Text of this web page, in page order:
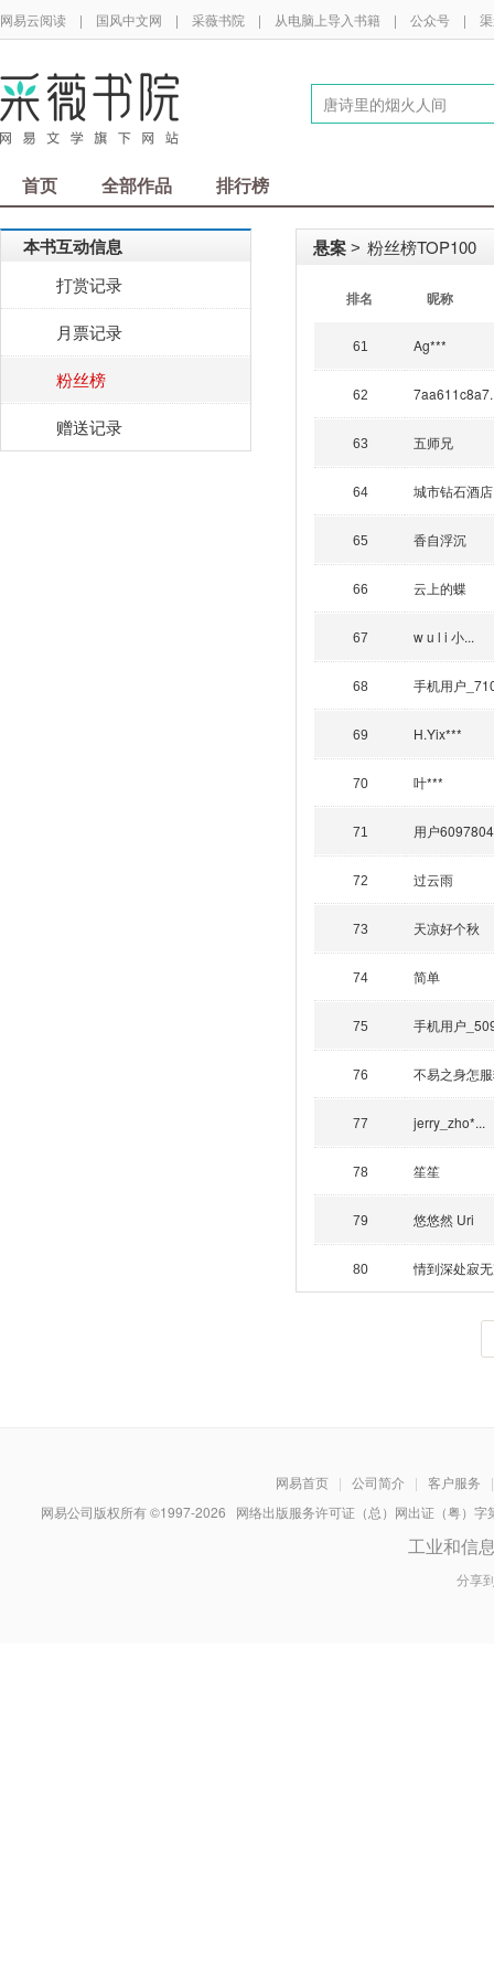
网易云阅读 | 国风中文网 | 采薇书院 | 从电脑上导入书籍 | 公众号 |
首页 全部作品 排行榜
本书互动信息
打赏记录
月票记录
粉丝榜
赠送记录
悬案 > 粉丝榜TOP100
排名 昵称
61 Ag***
62
63 五师兄
64 城市钻石酒店
65 香自浮沉
66 云上的蝶
67 w u l i 小...
68 手机用户
69 H.Yix***
70 叶***
71 用户
72 过云雨
73 天凉好个秋
74 简单
75 手机用户
76 不易之身怎
77 jerry_zho*...
78 笙笙
79 悠悠然 Uri
80 情到深处寂
网易首页 | 公司简介 | 客户服务
|
网易公司版权所有 ©1997-2026 网络出版服务许可证（总）网出证（粤）
工业和信
分享